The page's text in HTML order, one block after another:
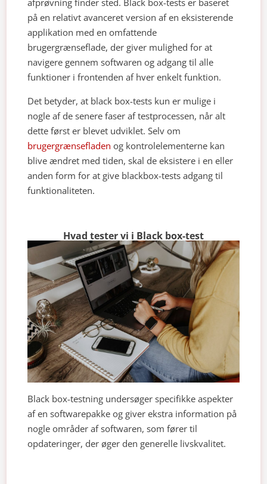
afprøvning finder sted. Black box-tests er baseret
på en relativt avanceret version af en eksisterende
applikation med en omfattende
brugergrænseflade, der giver mulighed for at
navigere gennem softwaren og adgang til alle
funktioner i frontenden af hver enkelt funktion.
Det betyder, at black box-tests kun er mulige i
nogle af de senere faser af testprocessen, når alt
dette først er blevet udviklet. Selv om
brugergrænsefladen og kontrolelementerne kan
blive ændret med tiden, skal de eksistere i en eller
anden form for at give blackbox-tests adgang til
funktionaliteten.
Hvad tester vi i Black box-test
Black box-testning undersøger specifikke aspekter
af en softwarepakke og giver ekstra information på
nogle områder af softwaren, som fører til
opdateringer, der øger den generelle livskvalitet.